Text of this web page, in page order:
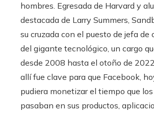
hombres. Egresada de Harvard y
destacada de Larry Summers,
su cruzada con el puesto de jefa de
del gigante tecnológico, un cargo
desde 2008 hasta el otoño de
allí fue clave para que Facebook,
pudiera monetizar el tiempo que los
pasaban en sus productos,